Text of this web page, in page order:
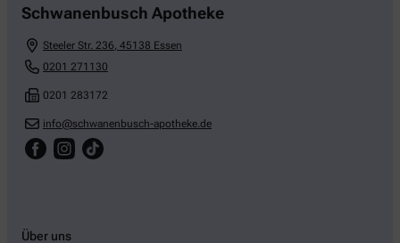
Schwanenbusch Apotheke
Steeler Str. 236, 45138 Essen
0201 271130
0201 283172
info@schwanenbusch-apotheke.de
Über uns